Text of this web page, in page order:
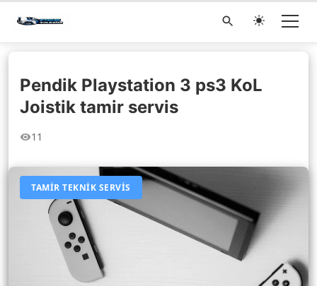
Pendik Playstation 3 ps3 KoL
Joistik tamir servis
11
TAMIR TEKNIK SERVIS